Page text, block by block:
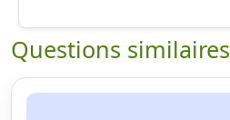
Questions similaires